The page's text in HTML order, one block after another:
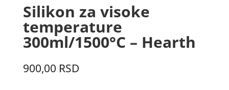
Silikon za visoke
temperature
300ml/1500°C – Hearth
900,00 RSD